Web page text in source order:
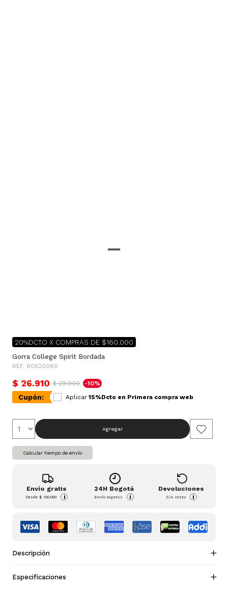
20%DCTO X COMPRAS DE $160.000
Gorra College Spirit Bordada
REF. 60520080
$ 26.910 $ 29.900 -10%
Cupón: Aplicar 15%Dcto en Primera compra web
Agregar
Calcular tiempo de envío
Envío gratis
Desde$ 100.000 i
24H Bogotá
Envío express i
Devoluciones
Sin costo i
Descripción
Especificaciones